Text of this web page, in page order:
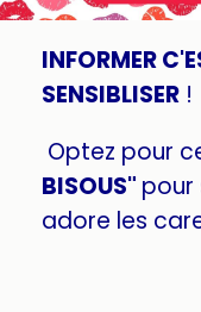
INFORMER
SENSIBLISER !
Optez pour
BISOUS" pour
adore les